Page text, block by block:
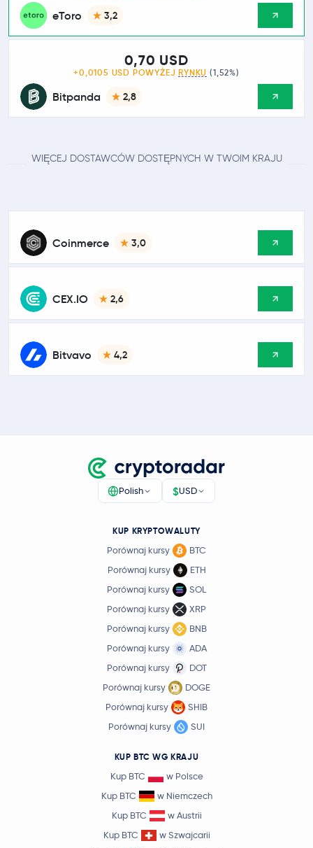
eToro 3,2
Bitpanda 2,8
0,70 USD
+0,0105 USD POWYŻEJ RYNKU (1,52%)
WIĘCEJ DOSTAWCÓW DOSTĘPNYCH W TWOIM KRAJU
Coinmerce 3,0
CEX.IO 2,6
Bitvavo 4,2
Polish $USD
KUP KRYPTOWALUTY
Porównaj kursy
BTC
Porównaj kursy
ETH
Porównaj kursy
SOL
Porównaj kursy
XRP
Porównaj kursy
BNB
Porównaj kursy
ADA
Porównaj kursy
DOT
Porównaj kursy
DOGE
Porównaj kursy
SHIB
Porównaj kursy
SUI
KUP BTC WG KRAJU
Kup BTC
w Polsce
Kup BTC
w Niemczech
Kup BTC
w Austrii
Kup BTC
w Szwajcarii